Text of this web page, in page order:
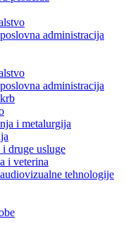
administracija
administracija
i metalurgija
i druge usluge
i veterina
tehnologije